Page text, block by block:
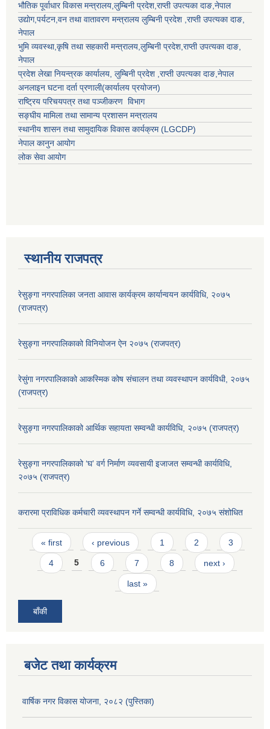
भौतिक पूर्वाधार विकास मन्त्रालय, लुम्बिनी प्रदेश राप्ती उपत्यका दाङ ,नेपाल
उद्याेग,पर्यटन,वन तथा वातावरण मन्त्रालय लुम्बिनी प्रदेश राप्ती उपत्यका दाङ
नेपाल
भुमि व्यवस्था,कृषि तथा सहकारी मन्त्रालय, लुम्बिनी प्रदेश राप्ती उपत्यका दाङ
नेपाल
प्रदेश लेखा नियन्त्रक कार्यालय, लुम्बिनी प्रदेश राप्ती उपत्यका दाङ ,नेपाल
अनलाइन घटना दर्ता प्रणाली(कार्यालय प्रयोजन)
राष्ट्रिय परिचयपत्र तथा पञ्जीकरण विभाग
सङ्घीय मामिला तथा सामान्य प्रशासन मन्त्रालय
स्थानीय शासन तथा सामुदायिक विकास कार्यक्रम (LGCDP)
नेपाल कानुन आयोग
लोक सेवा आयोग
स्थानीय राजपत्र
रेसुङ्गा नगरपालिका जनता आवास कार्यक्रम कार्यान्वयन कार्यविधि, २०७५
(राजपत्र)
रेसुङ्गा नगरपालिकाको विनियोजन ऐन २०७५ (राजपत्र)
रेसुंगा नगरपालिकाको आकस्मिक कोष संचालन तथा व्यवस्थापन कार्यविधी, २०७५
(राजपत्र)
रेसुङ्गा नगरपालिकाको आर्थिक सहायता सम्वन्धी कार्यविधि, २०७५ (राजपत्र)
रेसुङ्गा नगरपालिकाको ‘घ’ वर्ग निर्माण व्यवसायी इजाजत सम्वन्धी कार्यविधि,
२०७५ (राजपत्र)
करारमा प्राविधिक कर्मचारी व्यवस्थापन गर्ने सम्वन्धी कार्यविधि, २०७५ संशोधित
Pages
« first ‹ previous 1 2 3
4 5 6 7 8 next ›
last »
बाँकी
बजेट तथा कार्यक्रम
वार्षिक नगर विकास योजना, २०८२ (पुस्तिका)